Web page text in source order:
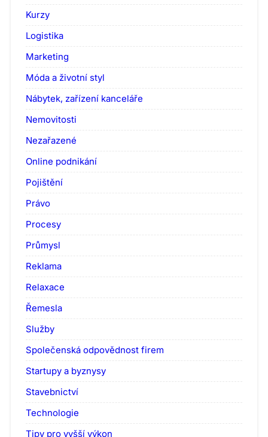
Kurzy
Logistika
Marketing
Móda a životní styl
Nábytek, zařízení kanceláře
Nemovitosti
Nezařazené
Online podnikání
Pojištění
Právo
Procesy
Průmysl
Reklama
Relaxace
Řemesla
Služby
Společenská odpovědnost firem
Startupy a byznysy
Stavebnictví
Technologie
Tipy pro vyšší výkon